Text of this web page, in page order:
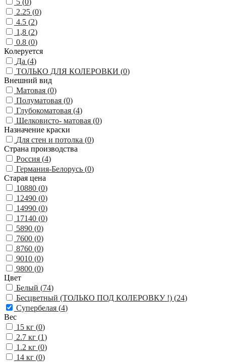
5 (0)
2.25 (0)
4.5 (2)
1,8 (2)
0.8 (0)
Колеруется
Да (4)
ТОЛЬКО ДЛЯ КОЛЕРОВКИ (0)
Внешний вид
Матовая (0)
Полуматовая (0)
Глубокоматовая (4)
Шелковисто- матовая (0)
Назначение краски
Для стен и потолка (0)
Страна производства
Россия (4)
Германия-Белорусь (0)
Старая цена
10880 (0)
12490 (0)
14990 (0)
17140 (0)
5890 (0)
7600 (0)
8760 (0)
9010 (0)
9800 (0)
Цвет
Белый (74)
Бесцветный (ТОЛЬКО ПОД КОЛЕРОВКУ !) (24)
Супербелая (4)
Вес
15 кг (0)
2.7 кг (1)
1.2 кг (0)
14 кг (0)